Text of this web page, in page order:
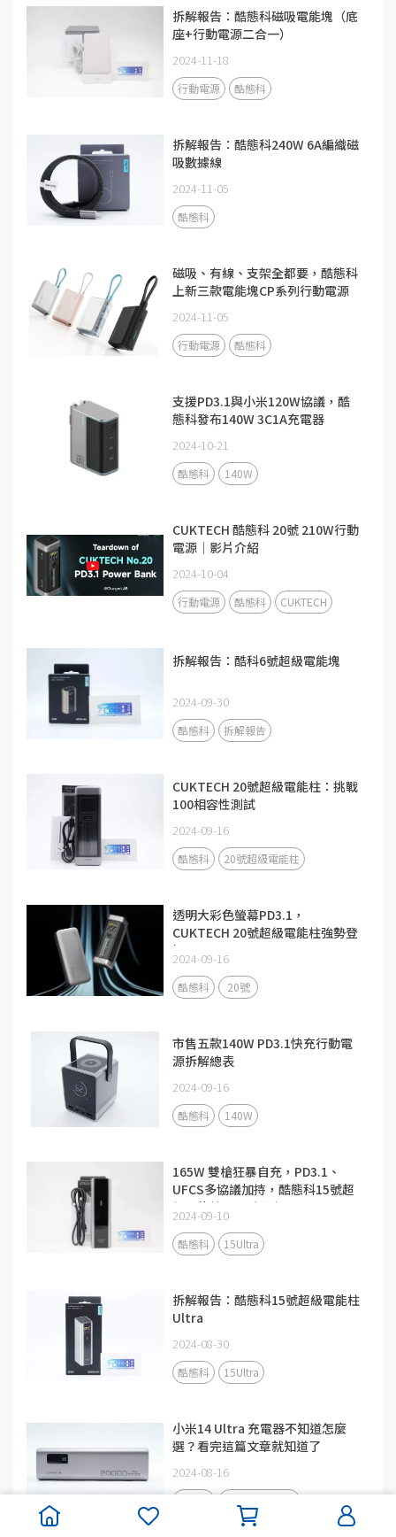
拆解報告：酷態科磁吸電能塊（底
座+行動電源二合一）
2024-11-18
行動電源 酷態科
拆解報告：酷態科240W 6A編織磁
吸數據線
2024-11-05
酷態科
磁吸、有線、支架全都要，酷態科
上新三款電能塊CP系列行動電源
2024-11-05
行動電源 酷態科
支援PD3.1與小米120W協議，酷
態科發布140W 3C1A充電器
2024-10-21
酷態科 140W
CUKTECH 酷態科 20號 210W行動
電源｜影片介紹
2024-10-04
行動電源 酷態科 CUKTECH
拆解報告：酷科6號超級電能塊
2024-09-30
酷態科 拆解報告
CUKTECH 20號超級電能柱：挑戰
100相容性測試
2024-09-16
酷態科 20號超級電能柱
透明大彩色螢幕PD3.1，
CUKTECH 20號超級電能柱強勢登
場
2024-09-16
酷態科 20號
市售五款140W PD3.1快充行動電
源拆解總表
2024-09-16
酷態科 140W
165W 雙槍狂暴自充，PD3.1、
UFCS多協議加持，酷態科15號超
級電能柱Ultra評測
2024-09-10
酷態科 15Ultra
拆解報告：酷態科15號超級電能柱
Ultra
2024-08-30
酷態科 15Ultra
小米14 Ultra 充電器不知道怎麼
選？看完這篇文章就知道了
2024-08-16